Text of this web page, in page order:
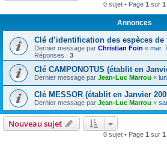
0 sujet • Page 1 sur 1
Annonces
Clé d’identification des espèces
Dernier message par Christian Foin « mar.
Réponses : 3
Clé CAMPONOTUS (établit en
Dernier message par Jean-Luc Marrou «
Clé MESSOR (établit en Janvier
Dernier message par Jean-Luc Marrou «
Nouveau sujet
0 sujet • Page 1 sur 1